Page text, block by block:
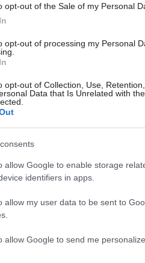
opt-out of the Sale of my Personal
opt-out of processing my Personal
opt-out of Collection, Use,
Data that Is Unrelated with
allow Google to enable storage
identifiers in apps.
allow my user data to be sent to
allow Google to send me
www.fagor.com
Zdieľať článok